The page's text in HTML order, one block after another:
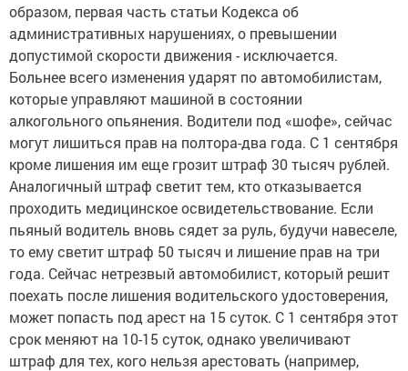
образом, первая часть статьи Кодекса об
административных нарушениях, о превышении
допустимой скорости движения - исключается.
Больнее всего изменения ударят по автомобилистам,
которые управляют машиной в состоянии
алкогольного опьянения. Водители под «шофе», сейчас
могут лишиться прав на полтора-два года. С 1 сентября
кроме лишения им еще грозит штраф 30 тысяч рублей.
Аналогичный штраф светит тем, кто отказывается
проходить медицинское освидетельствование. Если
пьяный водитель вновь сядет за руль, будучи навеселе,
то ему светит штраф 50 тысяч и лишение прав на три
года. Сейчас нетрезвый автомобилист, который решит
поехать после лишения водительского удостоверения,
может попасть под арест на 15 суток. С 1 сентября этот
срок меняют на 10-15 суток, однако увеличивают
штраф для тех, кого нельзя арестовать (например,